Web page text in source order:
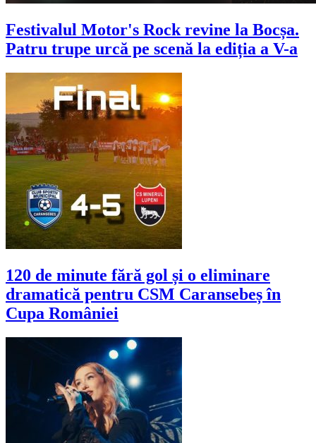
Festivalul Motor's Rock revine la Bocșa.
Patru trupe urcă pe scenă la ediția a V-a
120 de minute fără gol și o eliminare
dramatică pentru CSM Caransebeș în
Cupa României